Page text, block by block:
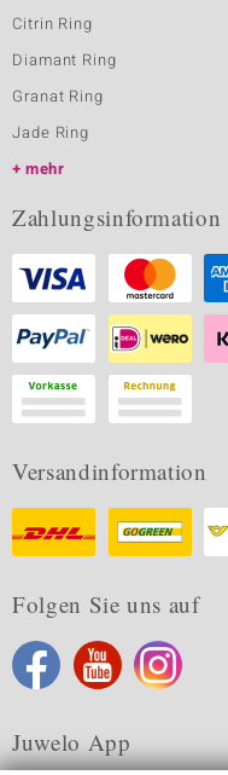
Citrin Ring
Diamant Ring
Granat Ring
Jade Ring
mehr
Zahlungsinformation
Versandinformation
Folgen Sie uns auf
Juwelo App